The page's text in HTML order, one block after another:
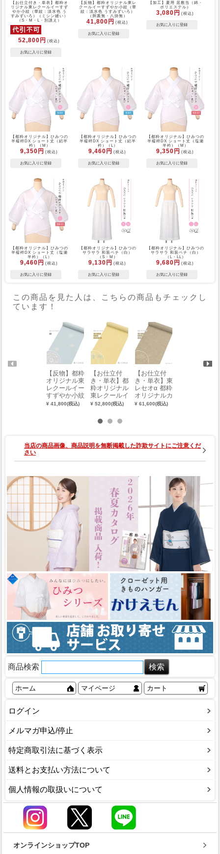
【お仕立付き・単衣】都粋オ
リジナル東レクールイーすず
やか小紋（華紋：淡水色 う
すみずいろ）（ミシン縫い）
（S・M・L・別誂え）
52,800円 (税込)
【反物】都粋オリジナル東レ
クールイーすずやか小紋（華
紋：淡水色 うすみずいろ）
（胴裏無・八掛無）
41,800円 (税込)
【加工】夏用 居敷当（綿・
ポリエステル）
3,080円 (税込)
【都粋オリジナル】ひみつの
半襦袢DX ショート丈（絽半
衿）（M）
9,350円 (税込)
【都粋オリジナル】ひみつの
半襦袢DX ショート丈（絽半
衿）（L）
9,460円 (税込)
【都粋オリジナル】ひみつの
半襦袢DX ショート丈（塩瀬
半衿）（M）
9,350円 (税込)
【都粋オリジナル】ひみつの
半襦袢DX ショート丈（塩瀬
半衿）（L）
9,460円 (税込)
【都粋オリジナル】ひみつの
サラサラ 和装ペチ（白）
（S・M）
9,130円 (税込)
【都粋オリジナル】ひみつの
サラサラ 和装ペチ（白）
（L・LL）
9,680円 (税込)
この商品を見た人は、こちらの商品もチェックし
ています！
【反物】都粋
オリジナル東
レクールイー
すずやか小紋
（華紋：淡水
¥ 41,800(税込)
【お仕立付
き・単衣】都
粋オリジナル
東レクールイ
ーすずやか小
色 きはだい
ろ）（ミシン
え）
¥ 52,800(税込)
【お仕立付
き・単衣】東
レセオα 都粋
オリジナルカ
ラージャパン
M・L・別誂
¥ 61,600(税込)
当店の商品画像、商品説明を無断掲載した詐欺サイトにご注意くだ
さい
商品検索
ホーム マイページ カート
ログイン
メルマガ申込/停止
特定商取引法に基づく表示
送料とお支払い方法について
個人情報の取扱いについて
オンラインショップTOP